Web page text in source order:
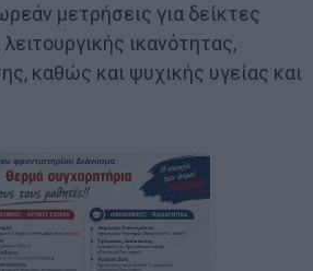
μετρήσεις για δείκτες
ικανότητας,
καθώς και ψυχικής υγείας και